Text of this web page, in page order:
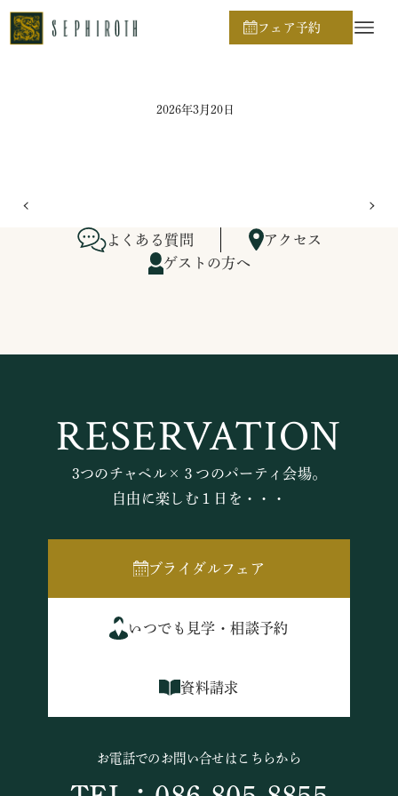
フェア予約
ホーム
2026年3月20日
よくある質問
アクセス
ゲストの方へ
RESERVATION
3つのチャペル×３つのパーティ会場。
自由に楽しむ１日を・・・
ブライダルフェア
いつでも見学・相談予約
資料請求
お電話でのお問い合せはこちらから